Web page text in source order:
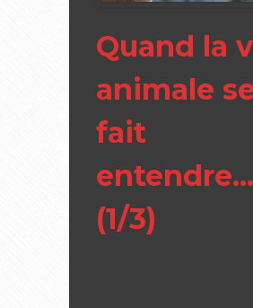
Quand la
animale
fait
entendre...
(1/3)